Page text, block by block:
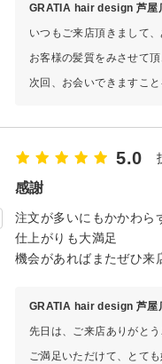
GRATIA hair design 芦屋
いつもご来店頂きまして
お客様の髪質をみさせて
次回、お会いできますこ
5.0
感謝
注文が多いにもかかわら
仕上がりも大満足
機会があればまたぜひ来
GRATIA hair design 芦屋
先日は、ご来店ありがとう
ご満足いただけて、とても